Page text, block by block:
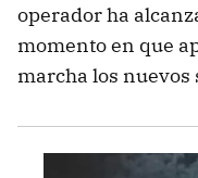
operador ha
momento en que
marcha los